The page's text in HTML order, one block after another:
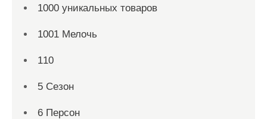
1000 уникальных товаров
1001 Мелочь
110
5 Сезон
6 Персон